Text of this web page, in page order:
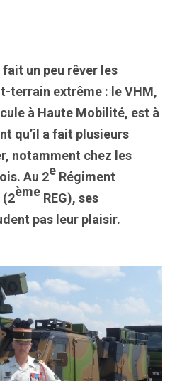
un peu rêver les
terrain extrême : le VHM,
à Haute Mobilité, est à
qu’il a fait plusieurs
notamment chez les
Au 2e Régiment
(2ème REG), ses
pas leur plaisir.